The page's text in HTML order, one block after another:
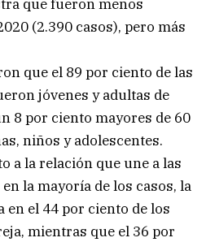
que fueron menos
(2.390 casos), pero más
que el 89 por ciento de las
jóvenes y adultas de
8 por ciento mayores de 60
niños y adolescentes.
a la relación que une a las
la mayoría de los casos, la
en el 44 por ciento de los
mientras que el 36 por